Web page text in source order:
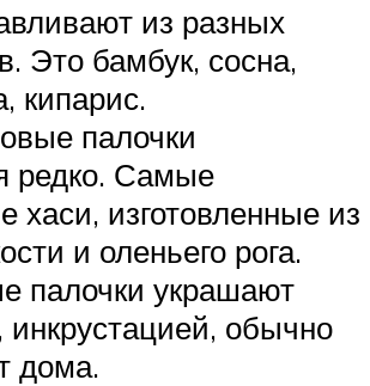
из разных
Это бамбук, сосна,
кипарис.
палочки
редко. Самые
хаси, изготовленные из
и оленьего рога.
палочки украшают
инкрустацией, обычно
дома.